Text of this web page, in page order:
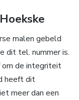
malen gebeld
dit tel. nummer is.
om de integriteit
heeft dit
meer dan een